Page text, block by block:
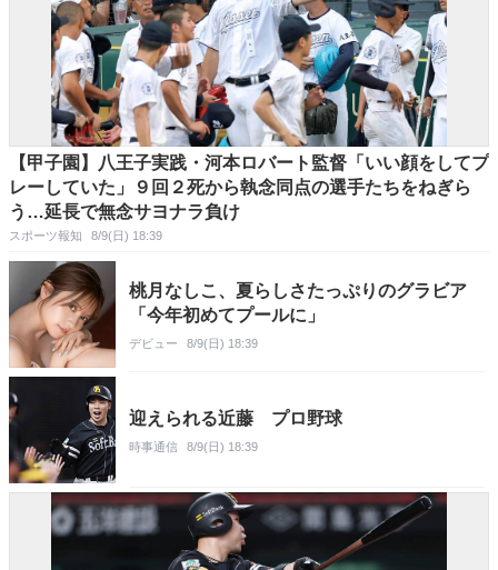
【甲子園】八王子実践・河本ロバート監督「いい顔をしてプ
レーしていた」９回２死から執念同点の選手たちをねぎら
う…延長で無念サヨナラ負け
スポーツ報知 8/9(日) 18:39
桃月なしこ、夏らしさたっぷりのグラビア
「今年初めてプールに」
デビュー 8/9(日) 18:39
迎えられる近藤 プロ野球
時事通信 8/9(日) 18:39